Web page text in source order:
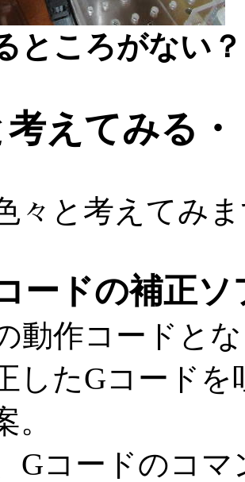
ところがない？
えてみる
々と考えてみ
ードの補正
動作コードと
したGコード
。
Gコードのコマ